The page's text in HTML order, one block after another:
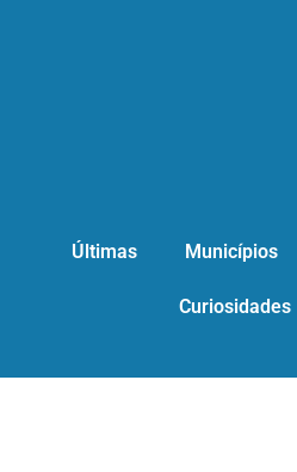
Últimas Municípios
Curiosidades